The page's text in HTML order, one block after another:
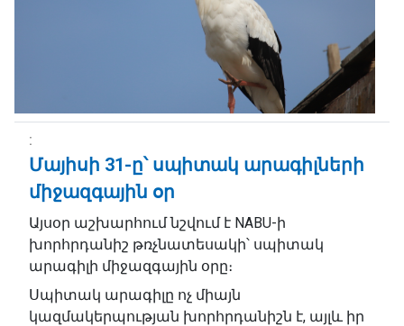
Մայիսի 31-ը՝ սպիտակ արագիլների
միջազգային օր
Այսօր աշխարհում նշվում է NABU-ի
խորհրդանիշ թռչնատեսակի՝ սպիտակ
արագիլի միջազգային օրը։
Սպիտակ արագիլը ոչ միայն
կազմակերպության խորհրդանիշն է, այլև իր